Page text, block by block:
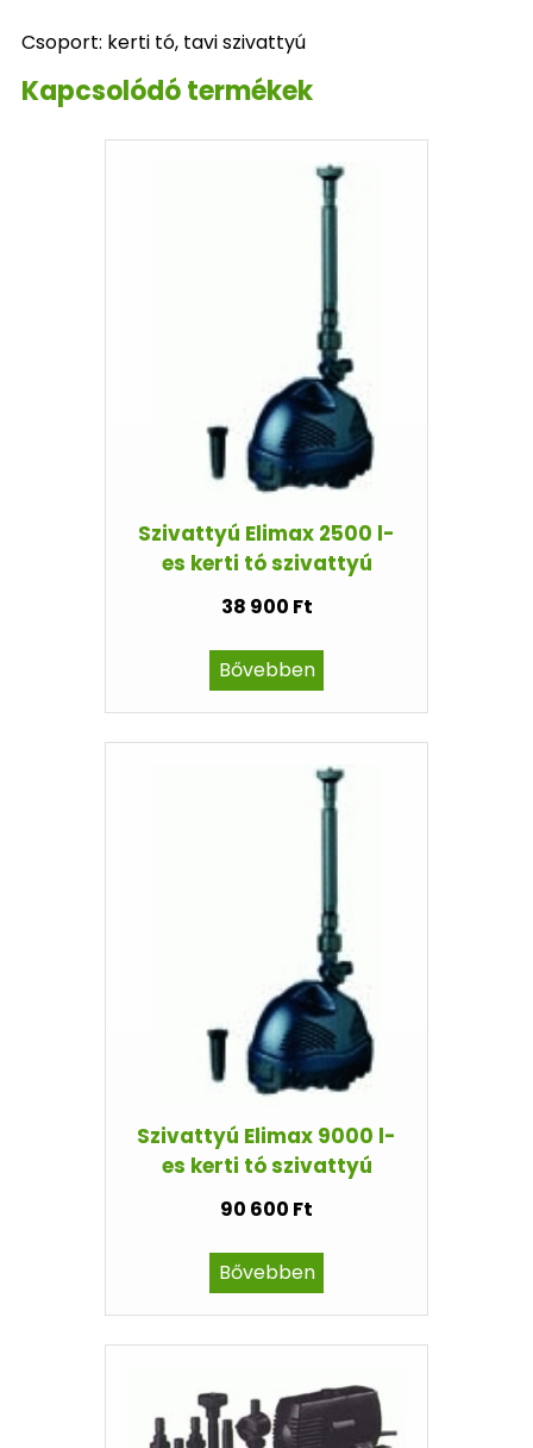
Csoport: kerti tó, tavi szivattyú
Kapcsolódó termékek
Szivattyú Elimax 2500 l-
es kerti tó szivattyú
38 900 Ft
Bővebben
Szivattyú Elimax 9000 l-
es kerti tó szivattyú
90 600 Ft
Bővebben